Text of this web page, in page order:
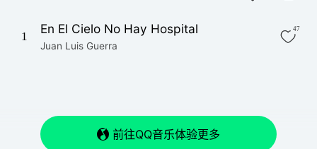
1
En El Cielo No Hay Hospital
Juan Luis Guerra
47
前往QQ音乐体验更多